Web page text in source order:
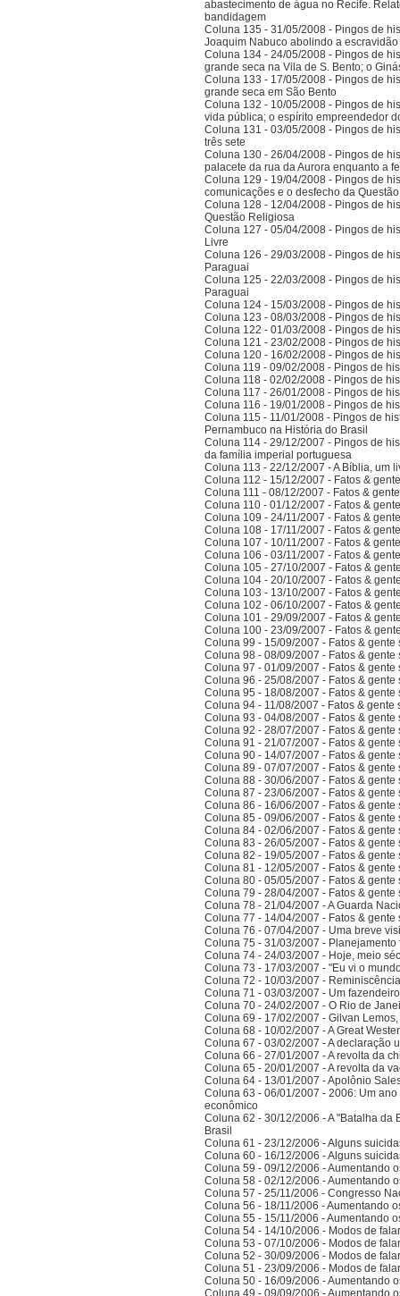
abastecimento de água no Recife.
bandidagem
Coluna 135 - 31/05/2008 - Pingos de
Joaquim Nabuco abolindo a
Coluna 134 - 24/05/2008 - Pingos de
grande seca na Vila de S. Bento; o
Coluna 133 - 17/05/2008 - Pingos de
grande seca em São Bento
Coluna 132 - 10/05/2008 - Pingos de
vida pública; o espírito empreendedor
Coluna 131 - 03/05/2008 - Pingos de
três sete
Coluna 130 - 26/04/2008 - Pingos de
palacete da rua da Aurora enquanto a
Coluna 129 - 19/04/2008 - Pingos de
comunicações e o desfecho da
Coluna 128 - 12/04/2008 - Pingos de
Questão Religiosa
Coluna 127 - 05/04/2008 - Pingos de
Livre
Coluna 126 - 29/03/2008 - Pingos de
Paraguai
Coluna 125 - 22/03/2008 - Pingos de
Paraguai
Coluna 124 - 15/03/2008 - Pingos de
Coluna 123 - 08/03/2008 - Pingos de
Coluna 122 - 01/03/2008 - Pingos de
Coluna 121 - 23/02/2008 - Pingos de
Coluna 120 - 16/02/2008 - Pingos de
Coluna 119 - 09/02/2008 - Pingos de
Coluna 118 - 02/02/2008 - Pingos de
Coluna 117 - 26/01/2008 - Pingos de
Coluna 116 - 19/01/2008 - Pingos de
Coluna 115 - 11/01/2008 - Pingos de
Pernambuco na História do Brasil
Coluna 114 - 29/12/2007 - Pingos de
da família imperial portuguesa
Coluna 113 - 22/12/2007 - A Bíblia, um
Coluna 112 - 15/12/2007 - Fatos &
Coluna 111 - 08/12/2007 - Fatos &
Coluna 110 - 01/12/2007 - Fatos &
Coluna 109 - 24/11/2007 - Fatos &
Coluna 108 - 17/11/2007 - Fatos &
Coluna 107 - 10/11/2007 - Fatos &
Coluna 106 - 03/11/2007 - Fatos &
Coluna 105 - 27/10/2007 - Fatos &
Coluna 104 - 20/10/2007 - Fatos &
Coluna 103 - 13/10/2007 - Fatos &
Coluna 102 - 06/10/2007 - Fatos &
Coluna 101 - 29/09/2007 - Fatos &
Coluna 100 - 23/09/2007 - Fatos &
Coluna 99 - 15/09/2007 - Fatos &
Coluna 98 - 08/09/2007 - Fatos &
Coluna 97 - 01/09/2007 - Fatos &
Coluna 96 - 25/08/2007 - Fatos &
Coluna 95 - 18/08/2007 - Fatos &
Coluna 94 - 11/08/2007 - Fatos &
Coluna 93 - 04/08/2007 - Fatos &
Coluna 92 - 28/07/2007 - Fatos &
Coluna 91 - 21/07/2007 - Fatos &
Coluna 90 - 14/07/2007 - Fatos &
Coluna 89 - 07/07/2007 - Fatos &
Coluna 88 - 30/06/2007 - Fatos &
Coluna 87 - 23/06/2007 - Fatos &
Coluna 86 - 16/06/2007 - Fatos &
Coluna 85 - 09/06/2007 - Fatos &
Coluna 84 - 02/06/2007 - Fatos &
Coluna 83 - 26/05/2007 - Fatos &
Coluna 82 - 19/05/2007 - Fatos &
Coluna 81 - 12/05/2007 - Fatos &
Coluna 80 - 05/05/2007 - Fatos &
Coluna 79 - 28/04/2007 - Fatos &
Coluna 78 - 21/04/2007 - A Guarda
Coluna 77 - 14/04/2007 - Fatos &
Coluna 76 - 07/04/2007 - Uma breve
Coluna 75 - 31/03/2007 -
Coluna 74 - 24/03/2007 - Hoje, meio
Coluna 73 - 17/03/2007 - "Eu vi o
Coluna 72 - 10/03/2007 -
Coluna 71 - 03/03/2007 - Um
Coluna 70 - 24/02/2007 - O Rio de
Coluna 69 - 17/02/2007 - Gilvan
Coluna 68 - 10/02/2007 - A Great
Coluna 67 - 03/02/2007 - A declaração
Coluna 66 - 27/01/2007 - A revolta da
Coluna 65 - 20/01/2007 - A revolta da
Coluna 64 - 13/01/2007 - Apolônio
Coluna 63 - 06/01/2007 - 2006: Um
econômico
Coluna 62 - 30/12/2006 - A "Batalha
Brasil
Coluna 61 - 23/12/2006 - Alguns
Coluna 60 - 16/12/2006 - Alguns
Coluna 59 - 09/12/2006 - Aumentando
Coluna 58 - 02/12/2006 - Aumentando
Coluna 57 - 25/11/2006 - Congresso
Coluna 56 - 18/11/2006 - Aumentando
Coluna 55 - 15/11/2006 - Aumentando
Coluna 54 - 14/10/2006 - Modos de
Coluna 53 - 07/10/2006 - Modos de
Coluna 52 - 30/09/2006 - Modos de
Coluna 51 - 23/09/2006 - Modos de
Coluna 50 - 16/09/2006 - Aumentando
Coluna 49 - 09/09/2006 - Aumentando